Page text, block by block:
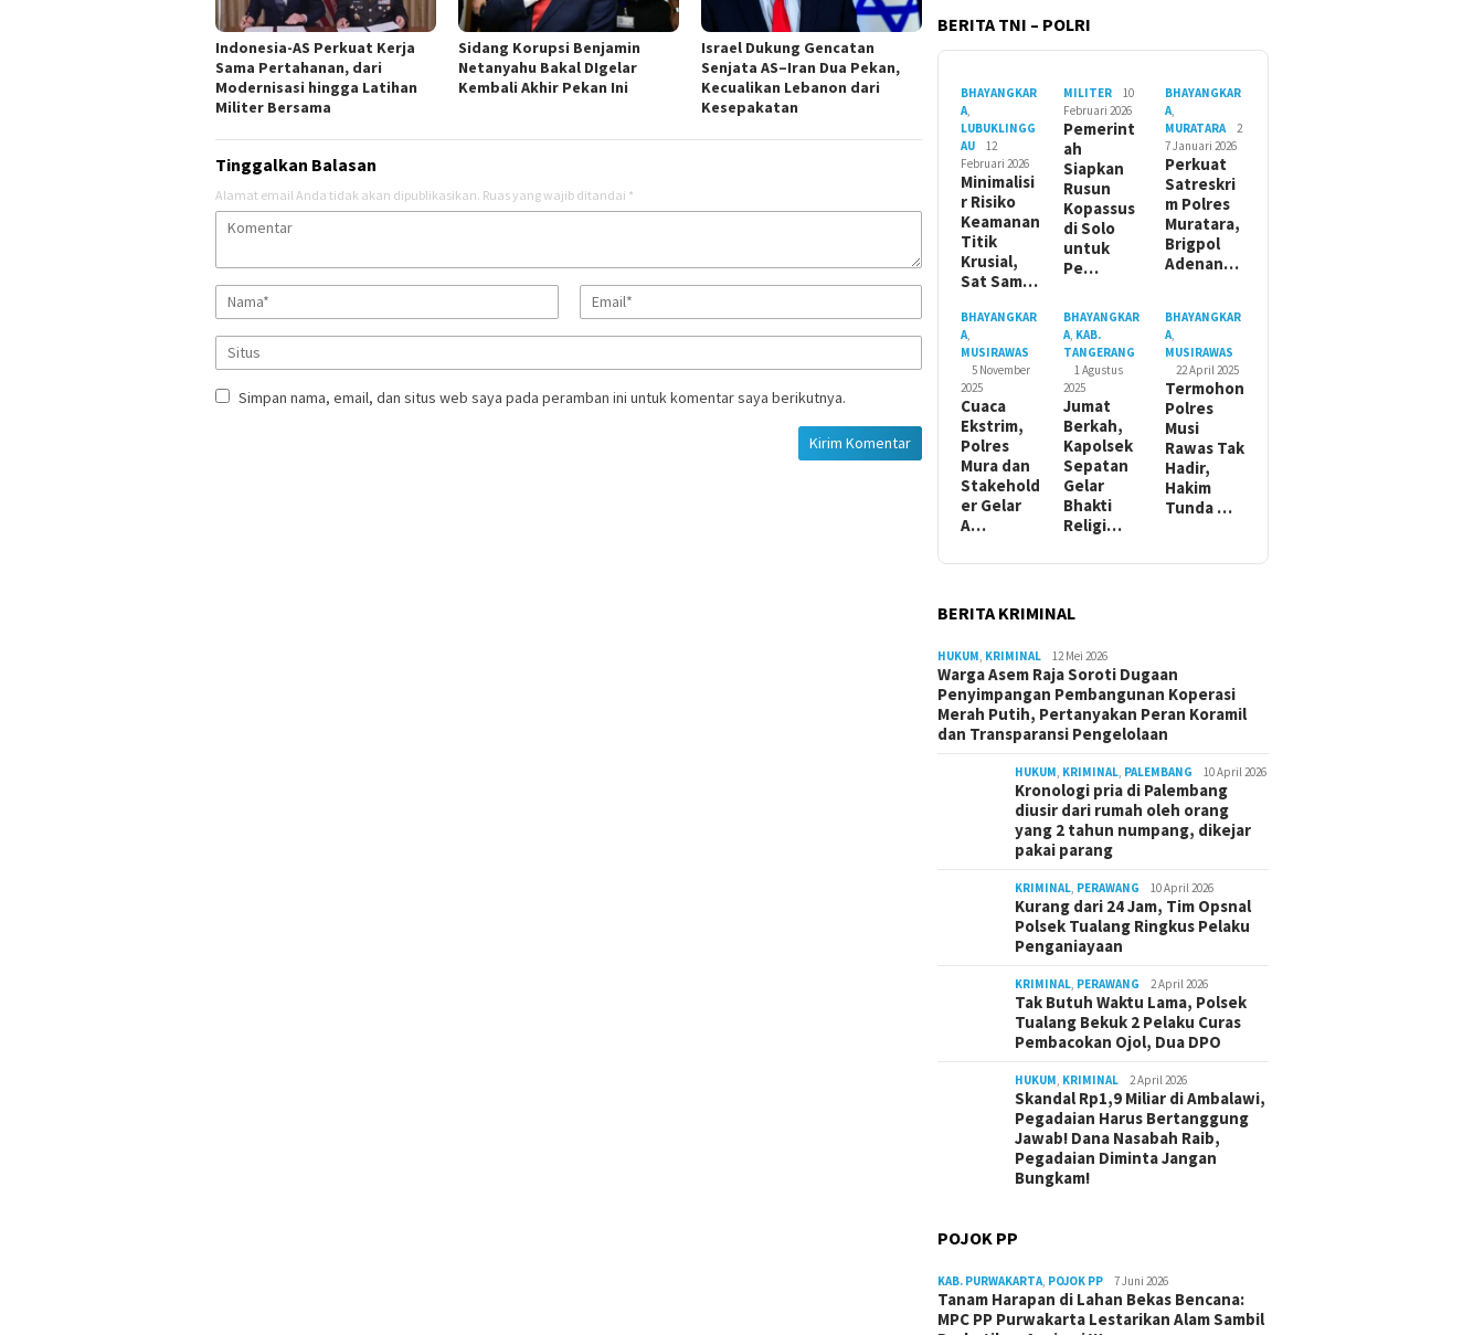
Indonesia-AS Perkuat Kerja
Sama Pertahanan, dari
Modernisasi hingga Latihan
Militer Bersama
Sidang Korupsi Benjamin
Netanyahu Bakal DIgelar
Kembali Akhir Pekan Ini
Israel Dukung Gencatan
Senjata AS–Iran Dua Pekan,
Kecualikan Lebanon dari
Kesepakatan
Tinggalkan Balasan
Alamat email Anda tidak akan dipublikasikan. Ruas yang wajib ditandai *
Simpan nama, email, dan situs web saya pada peramban ini untuk komentar saya berikutnya.
BERITA TNI – POLRI
BHAYANGKAR
A
LUBUKLINGG
AU
12
Februari 2026
Minimalisi
r Risiko
Keamanan
Titik
Krusial,
Sat Sam…
MILITER
10
Februari 2026
Pemerint
ah
Siapkan
Rusun
Kopassus
di Solo
untuk
Pe…
BHAYANGKAR
A
MURATARA
2
7 Januari 2026
Perkuat
Satreskri
m Polres
Muratara,
Brigpol
Adenan…
BHAYANGKAR
A
MUSIRAWAS
5 November
2025
Cuaca
Ekstrim,
Polres
Mura dan
Stakehold
er Gelar
A…
BHAYANGKAR
A, KAB.
TANGERANG
1 Agustus
2025
Jumat
Berkah,
Kapolsek
Sepatan
Gelar
Bhakti
Religi…
BHAYANGKAR
A
MUSIRAWAS
22 April 2025
Termohon
Polres
Musi
Rawas Tak
Hadir,
Hakim
Tunda …
BERITA KRIMINAL
HUKUM KRIMINAL 12 Mei 2026
Warga Asem Raja Soroti Dugaan
Penyimpangan Pembangunan Koperasi
Merah Putih, Pertanyakan Peran Koramil
dan Transparansi Pengelolaan
HUKUM KRIMINAL PALEMBANG 10 April 2026
Kronologi pria di Palembang
diusir dari rumah oleh orang
yang 2 tahun numpang, dikejar
pakai parang
KRIMINAL PERAWANG 10 April 2026
Kurang dari 24 Jam, Tim Opsnal
Polsek Tualang Ringkus Pelaku
Penganiayaan
KRIMINAL PERAWANG 2 April 2026
Tak Butuh Waktu Lama, Polsek
Tualang Bekuk 2 Pelaku Curas
Pembacokan Ojol, Dua DPO
HUKUM KRIMINAL 2 April 2026
Skandal Rp1,9 Miliar di Ambalawi,
Pegadaian Harus Bertanggung
Jawab! Dana Nasabah Raib,
Pegadaian Diminta Jangan
Bungkam!
POJOK PP
KAB. PURWAKARTA POJOK PP 7 Juni 2026
Tanam Harapan di Lahan Bekas Bencana:
MPC PP Purwakarta Lestarikan Alam Sambil